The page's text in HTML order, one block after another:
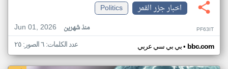
اخبار جزر القمر
Politics
Jun 01, 2026
منذ شهرين PF63IT
بي بي سي عربي• bbc.com عدد الكلمات: ٦ الصور: ٢٥